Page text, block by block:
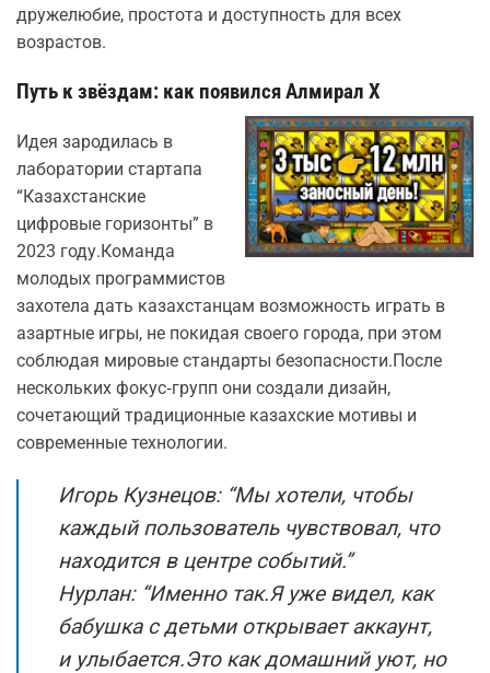
дружелюбие, простота и доступность для всех
возрастов.
Путь к звёздам: как появился Алмирал Х
Идея зародилась в
лаборатории стартапа
“Казахстанские
цифровые горизонты” в
2023 году.Команда
молодых программистов
захотела дать казахстанцам возможность играть в
азартные игры, не покидая своего города, при этом
соблюдая мировые стандарты безопасности.После
нескольких фокус‑групп они создали дизайн,
сочетающий традиционные казахские мотивы и
современные технологии.
Игорь Кузнецов: “Мы хотели, чтобы
каждый пользователь чувствовал, что
находится в центре событий.”
Нурлан: “Именно так.Я уже видел, как
бабушка с детьми открывает аккаунт,
и улыбается.Это как домашний уют, но